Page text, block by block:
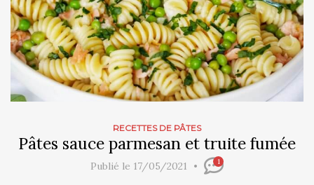
RECETTES DE PÂTES
Pâtes sauce parmesan et truite fumée
Publié le 17/05/2021 1